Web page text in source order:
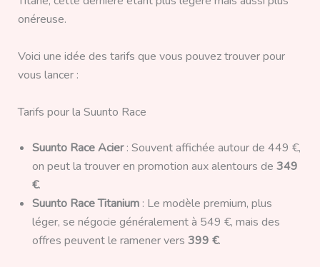
onéreuse.
Voici une idée des tarifs que vous pouvez trouver pour
vous lancer :
Tarifs pour la Suunto Race
Suunto Race Acier: Souvent affichée autour de 449 €,
on peut la trouver en promotion aux alentours de 349
€.
Suunto Race Titanium: Le modèle premium, plus
léger, se négocie généralement à 549 €, mais des
offres peuvent le ramener vers 399 €.